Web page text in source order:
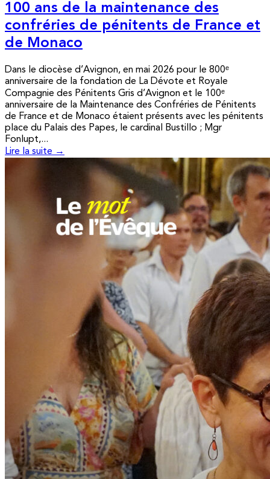
100 ans de la maintenance des
confréries de pénitents de France et
de Monaco
Dans le diocèse d’Avignon, en mai 2026 pour le 800ᵉ
anniversaire de la fondation de La Dévote et Royale
Compagnie des Pénitents Gris d’Avignon et le 100ᵉ
anniversaire de la Maintenance des Confréries de Pénitents
de France et de Monaco étaient présents avec les pénitents
place du Palais des Papes, le cardinal Bustillo ; Mgr
Fonlupt,...
Lire la suite →